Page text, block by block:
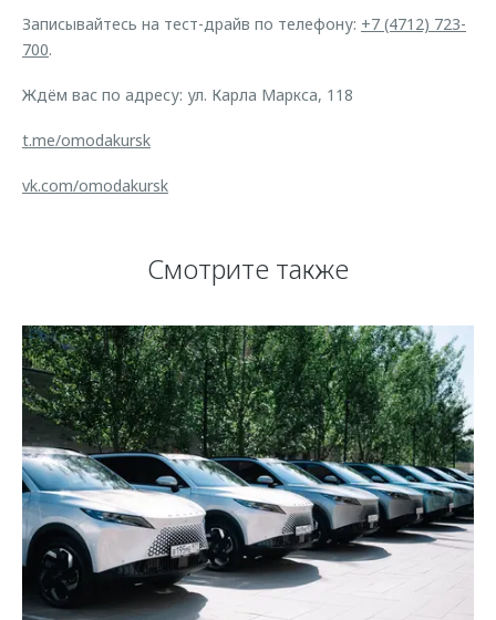
Записывайтесь на тест-драйв по телефону: +7 (4712) 723-
700.
Ждём вас по адресу: ул. Карла Маркса, 118
t.me/omodakursk
vk.com/omodakursk
Смотрите также